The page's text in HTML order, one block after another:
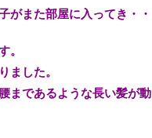
がまた部屋に入ってき・・
。
ました。
まであるような長い髪が動